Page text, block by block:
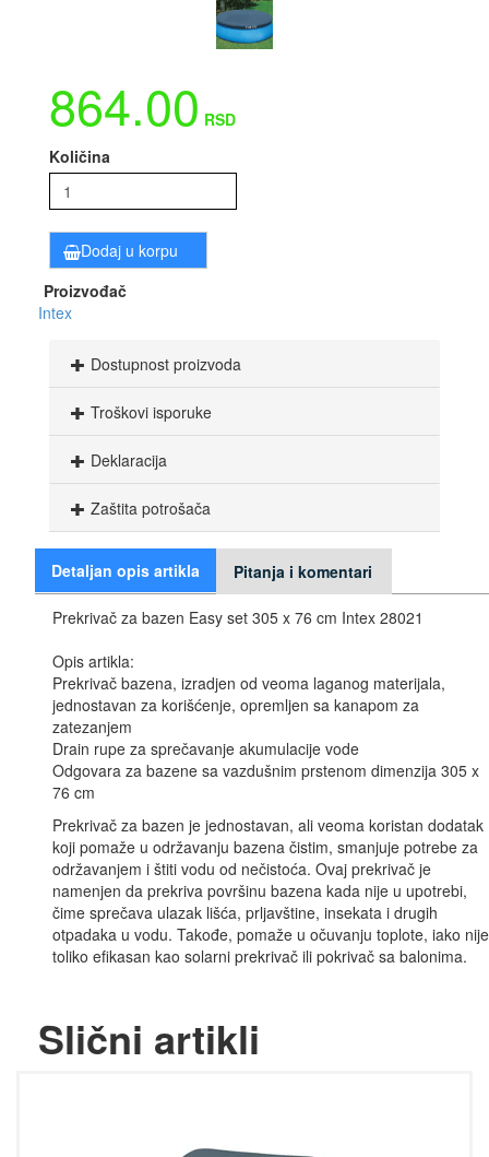
864.00 RSD
Količina
Dodaj u korpu
Proizvođač
Intex
Dostupnost proizvoda
Troškovi isporuke
Deklaracija
Zaštita potrošača
Detaljan opis artikla Pitanja i komentari
Prekrivač za bazen Easy set 305 x 76 cm Intex 28021
Opis artikla:
Prekrivač bazena, izradjen od veoma laganog materijala,
jednostavan za korišćenje, opremljen sa kanapom za
zatezanjem
Drain rupe za sprečavanje akumulacije vode
Odgovara za bazene sa vazdušnim prstenom dimenzija 305 x
76 cm
Prekrivač za bazen je jednostavan, ali veoma koristan dodatak
koji pomaže u održavanju bazena čistim, smanjuje potrebe za
održavanjem i štiti vodu od nečistoća. Ovaj prekrivač je
namenjen da prekriva površinu bazena kada nije u upotrebi,
čime sprečava ulazak lišća, prljavštine, insekata i drugih
otpadaka u vodu. Takođe, pomaže u očuvanju toplote, iako nije
toliko efikasan kao solarni prekrivač ili pokrivač sa balonima.
Slični artikli